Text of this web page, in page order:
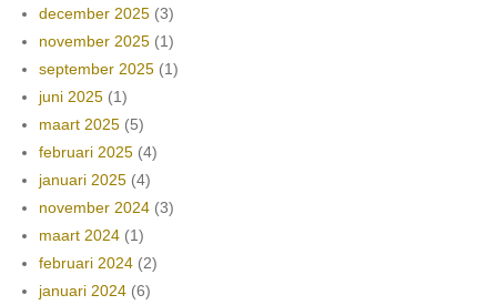
december 2025 (3)
november 2025 (1)
september 2025 (1)
juni 2025 (1)
maart 2025 (5)
februari 2025 (4)
januari 2025 (4)
november 2024 (3)
maart 2024 (1)
februari 2024 (2)
januari 2024 (6)